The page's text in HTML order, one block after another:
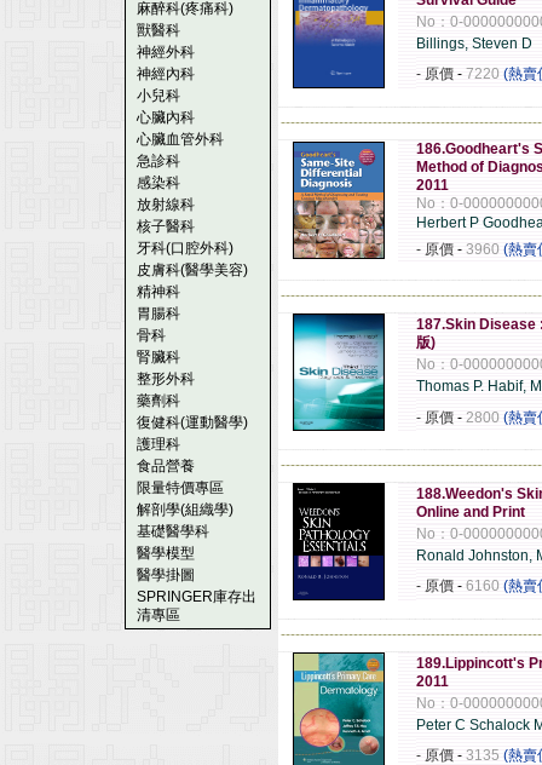
麻醉科(疼痛科)
獸醫科
神經外科
神經內科
小兒科
心臟內科
心臟血管外科
急診科
感染科
放射線科
核子醫科
牙科(口腔外科)
皮膚科(醫學美容)
精神科
胃腸科
骨科
腎臟科
整形外科
藥劑科
復健科(運動醫學)
護理科
食品營養
限量特價專區
解剖學(組織學)
基礎醫學科
醫學模型
醫學掛圖
SPRINGER庫存出
清專區
No：0-
Billings, Steven D
- 原價 - 7220 (熱賣
186.Goodheart's
Method of
2011
No：0-
Herbert P
- 原價 - 3960 (熱賣
187.Skin Disease
版)
No：0-
Thomas P. Habif,
- 原價 - 2800 (熱賣
188.Weedon's
Online and Print
No：0-
Ronald Johnston,
- 原價 - 6160 (熱賣
189.Lippincott's
2011
No：0-
Peter C Schalock
- 原價 - 3135 (熱賣